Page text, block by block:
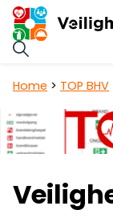
Home > TOP BHV